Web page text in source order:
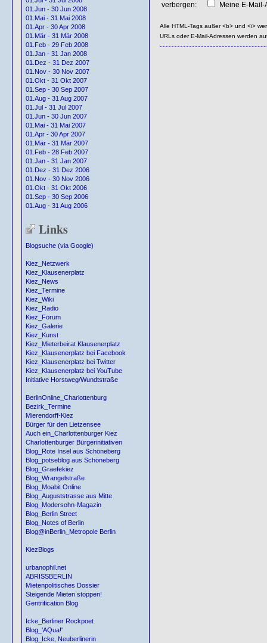
01.Jun - 30 Jun 2008
01.Mai - 31 Mai 2008
01.Apr - 30 Apr 2008
01.Mär - 31 Mär 2008
01.Feb - 29 Feb 2008
01.Jan - 31 Jan 2008
01.Dez - 31 Dez 2007
01.Nov - 30 Nov 2007
01.Okt - 31 Okt 2007
01.Sep - 30 Sep 2007
01.Aug - 31 Aug 2007
01.Jul - 31 Jul 2007
01.Jun - 30 Jun 2007
01.Mai - 31 Mai 2007
01.Apr - 30 Apr 2007
01.Mär - 31 Mär 2007
01.Feb - 28 Feb 2007
01.Jan - 31 Jan 2007
01.Dez - 31 Dez 2006
01.Nov - 30 Nov 2006
01.Okt - 31 Okt 2006
01.Sep - 30 Sep 2006
01.Aug - 31 Aug 2006
Links
Blogsuche (via Google)
Kiez_Netzwerk
Kiez_Klausenerplatz
Kiez_News
Kiez_Termine
Kiez_Wiki
Kiez_Radio
Kiez_Forum
Kiez_Galerie
Kiez_Kunst
Kiez_Mieterbeirat Klausenerplatz
Kiez_Klausenerplatz bei Facebook
Kiez_Klausenerplatz bei Twitter
Kiez_Klausenerplatz bei YouTube
Initiative Horstweg/Wundtstraße
BerlinOnline_Charlottenburg
Bezirk_Termine
Mierendorff-Kiez
Bürger für den Lietzensee
Auch ein_Charlottenburger Kiez
Charlottenburger Bürgerinitiativen
Blog_Rote Insel aus Schöneberg
Blog_potseblog aus Schöneberg
Blog_Graefekiez
Blog_Wrangelstraße
Blog_Moabit Online
Blog_Auguststrasse aus Mitte
Blog_Modersohn-Magazin
Blog_Berlin Street
Blog_Notes of Berlin
Blog@inBerlin_Metropole Berlin
KiezBlogs
urbanophil.net
ABRISSBERLIN
Mietenpolitisches Dossier
Steigende Mieten stoppen!
Gentrification Blog
Icke_Berliner Rockpoet
Blog_'AQua!'
Blog_Icke, Neuberlinerin
verbergen: Meine E-
Alle HTML-Tags außer <b> und <i>
URLs oder E-Mail-Adressen werden